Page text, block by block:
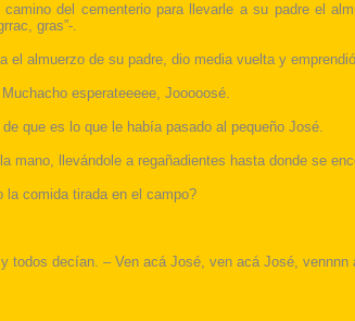
del cementerio para llevarle a su padre el
gras”-.
almuerzo de su padre, dio media vuelta y
esperateeeee, Jooooosé.
que es lo que le había pasado al pequeño José.
mano, llevándole a regañadientes hasta donde se
la comida tirada en el campo?
todos decían. – Ven acá José, ven acá José, vennnn